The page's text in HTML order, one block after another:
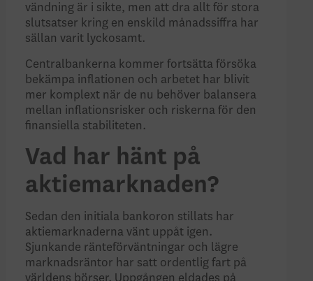
vändning är i sikte, men att dra allt för stora
slutsatser kring en enskild månadssiffra har
sällan varit lyckosamt.
Centralbankerna kommer fortsätta försöka
bekämpa inflationen och arbetet har blivit
mer komplext när de nu behöver balansera
mellan inflationsrisker och riskerna för den
finansiella stabiliteten.
Vad har hänt på
aktiemarknaden?
Sedan den initiala bankoron stillats har
aktiemarknaderna vänt uppåt igen.
Sjunkande ränteförväntningar och lägre
marknadsräntor har satt ordentlig fart på
världens börser. Uppgången eldades på